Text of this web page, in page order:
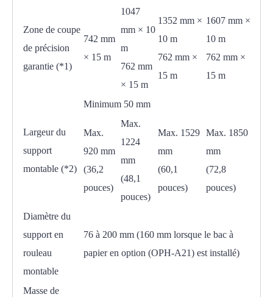
Zone de coupe
de précision
garantie (*1)
742 mm
× 15 m
1047
mm × 10
m
762 mm
× 15 m
1352 mm ×
10 m
762 mm ×
15 m
1607 mm ×
10 m
762 mm ×
15 m
Largeur du
support
montable (*2)
Minimum 50 mm
Max.
920 mm
(36,2
pouces)
Max.
1224
mm
(48,1
pouces)
Max. 1529
mm
(60,1
pouces)
Max. 1850
mm
(72,8
pouces)
Diamètre du
support en
rouleau
montable
76 à 200 mm (160 mm lorsque le bac à
papier en option (OPH-A21) est installé)
Masse de